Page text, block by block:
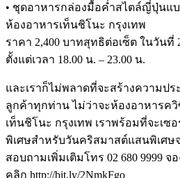
• ชุดอาหารกล่องมื้อค่ำสไตล์ญี่ปุ่นแบ
ห้องอาหารเท็นชิโนะ กรุงเทพ
ราคา 2,400 บาทสุทธิต่อเซ็ต ในวันที่
ตั้งแต่เวลา 18.00 น. – 23.00 น.
และเราก็ไม่พลาดที่จะสร้างความป
ลูกค้าทุกท่าน ไม่ว่าจะห้องอาหารค
เท็นชิโนะ กรุงเทพ เราพร้อมที่จะเ
พิเศษสำหรับวันคริสมาสต์แสนพิเศษ
สอบถามเพิ่มเติมโทร 02 680 9999
คลิก http://bit.ly/2NmkFgo